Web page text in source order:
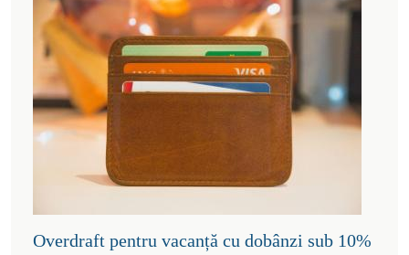
Overdraft pentru vacanță cu dobânzi sub 10%